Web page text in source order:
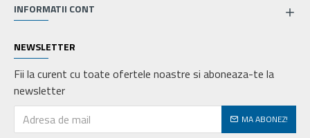
INFORMATII CONT
NEWSLETTER
Fii la curent cu toate ofertele noastre si aboneaza-te la
newsletter
MA ABONEZ!